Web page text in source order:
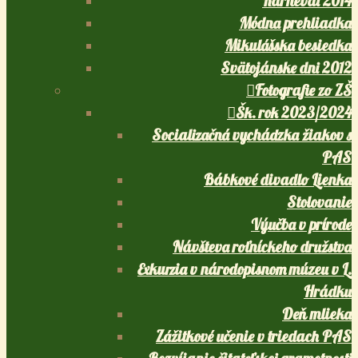
Módna prehliadka
Mikulášska besiedka
Svätojánske dni 2012
Fotografie zo ZŠ
Šk. rok 2023/2024
Socializačná vychádzka žiakov s
PAS
Bábkové divadlo Lienka
Stolovanie
Výučba v prírode
Návšteva roľníckeho družstva
Exkurzia v národopisnom múzeu v L.
Hrádku
Deň mlieka
Zážitkové učenie v triedach PAS